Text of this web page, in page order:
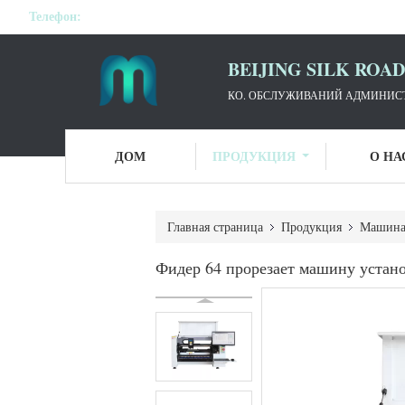
Телефон:
BEIJING SILK
КО. ОБСЛУЖИВАНИЙ
ДОМ ПРОДУКЦИЯ О
Главная страница Продукция Машина
Фидер 64 прорезает машину